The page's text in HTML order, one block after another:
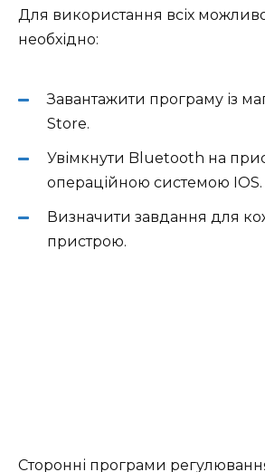
Для використання всіх
необхідно:
Завантажити програму із
Store.
Увімкнути Bluetooth на
операційною системою IOS.
Визначити завдання для
пристрою.
Сторонні програми